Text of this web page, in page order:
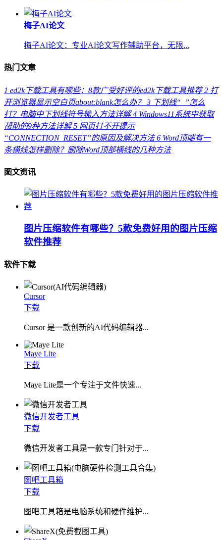
梅子AI论文
梅子AI论文：专业AI论文写作辅助平台，无限...
热门文章
1 ed2k下载工具有哪些：8款广受好评的ed2k下载工具推荐 2 打
开浏览器显示空白页about:blank怎么办？ 3 下划线“_”怎么
打？电脑中下划线符号输入方法详解 4 Windows11系统中获取
帮助的9种方法详解 5 网页打不开提示
“CONNECTION_RESET”的原因及解决方法 6 Word顶端有一
条横线怎样删除？删除Word顶部横线的几种方法
图文资讯
图片压缩软件有哪些？5款免费好用的图片压缩
软件推荐
软件下载
Cursor
下载
Cursor 是一款创新的AI代码编辑器...
Maye Lite
下载
​Maye Lite是一个专注于文件快速...
微信开发者工具
下载
微信开发者工具是一款专门针对于...
图吧工具箱
下载
图吧工具箱是电脑系统和硬件维护...